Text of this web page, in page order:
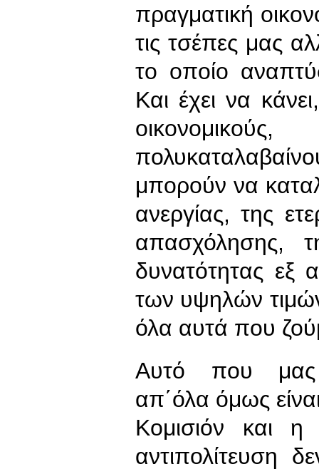
πραγματική
τις τσέπες μας
το οποίο
Και έχει να
μπορούν να
ανεργίας, της
απασχόλησης,
δυνατότητας εξ
των υψηλών
όλα αυτά που
Αυτό που μας
απ΄όλα όμως
Κομισιόν και η
αντιπολίτευση